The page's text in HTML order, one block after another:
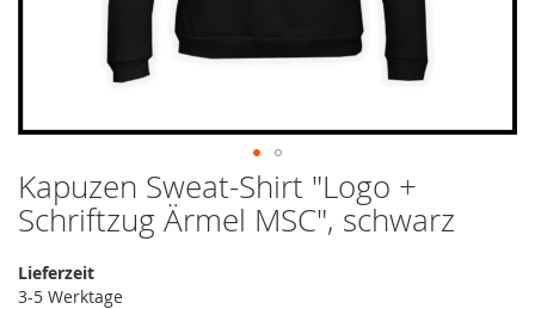
Zum
Anfang
der
springen
Kapuzen Sweat-Shirt "Logo +
Schriftzug Ärmel MSC", schwarz
Lieferzeit
3-5 Werktage